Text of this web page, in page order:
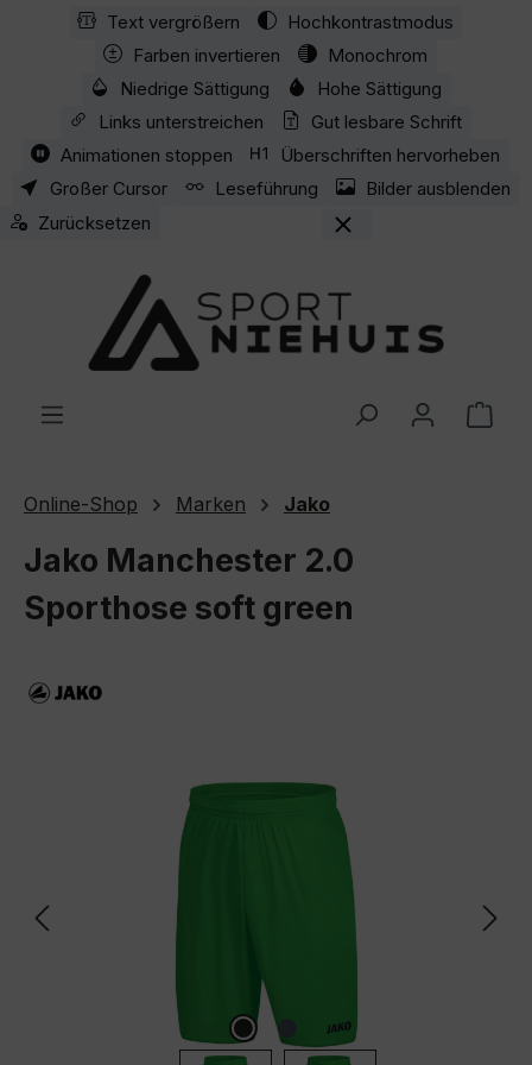
Zum Hauptinhalt springen
Text vergrößern
Hochkontrastmodus
Farben invertieren
Monochrom
Niedrige Sättigung
Hohe Sättigung
Links unterstreichen
Gut lesbare Schrift
Animationen stoppen
Überschriften hervorheben
Großer Cursor
Leseführung
Bilder ausblenden
Zurücksetzen
Online-Shop Marken Jako
Jako Manchester 2.0
Sporthose soft green
Bildergalerie überspringen